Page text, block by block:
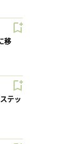
移
テッ